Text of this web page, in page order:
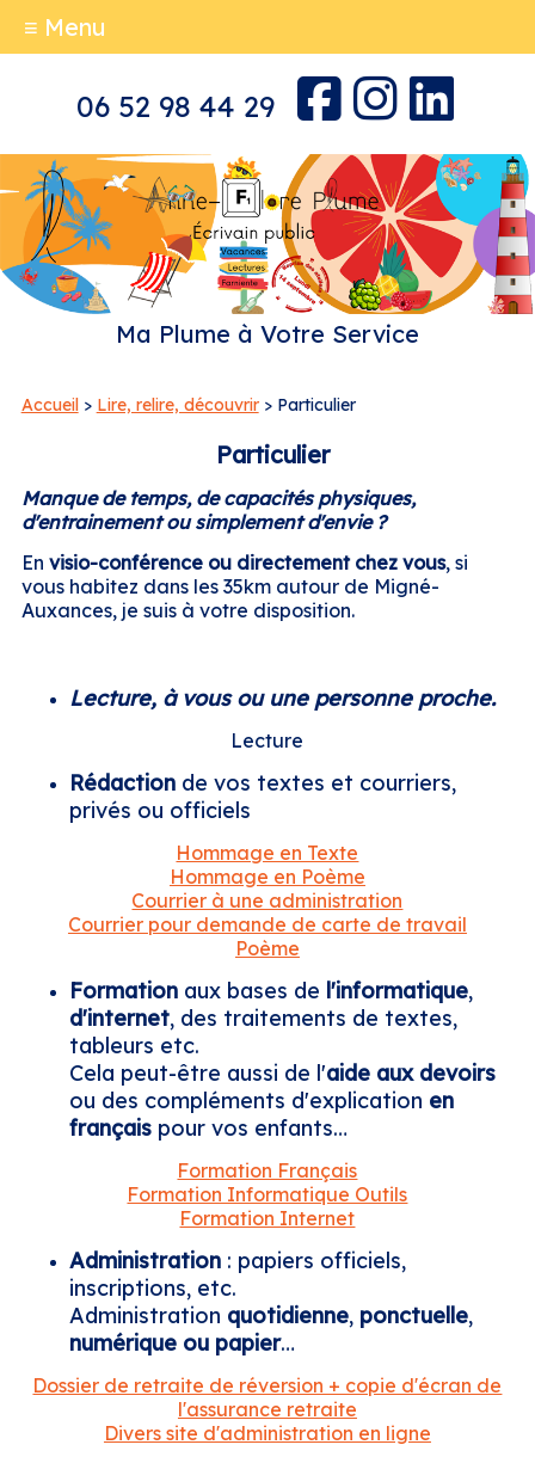
06 52 98 44 29
Ma Plume à Votre Service
≡ Menu
Accueil> Lire, relire, découvrir> Particulier
Particulier
Manque de temps, de capacités physiques,
d'entrainement ou simplement d'envie ?
En visio-conférence ou directement chez vous, si
vous habitez dans les 35km autour de Migné-
Auxances, je suis à votre disposition.
Lecture, à vous ou une personne proche.
Lecture
Rédaction de vos textes et courriers,
privés ou officiels
Hommage en Texte
Hommage en Poème
Courrier à une administration
Courrier pour demande de carte de travail
Poème
Formation aux bases de l'informatique,
d'internet, des traitements de textes,
tableurs etc.
Cela peut-être aussi de l'aide aux devoirs
ou des compléments d'explication en
françaispour vos enfants…
Formation Français
Formation Informatique Outils
Formation Internet
Administration : papiers officiels,
inscriptions, etc.
Administration quotidienne, ponctuelle,
numérique ou papier…
Dossier de retraite de réversion + copie d'écran de
l'assurance retraite
Divers site d'administration en ligne